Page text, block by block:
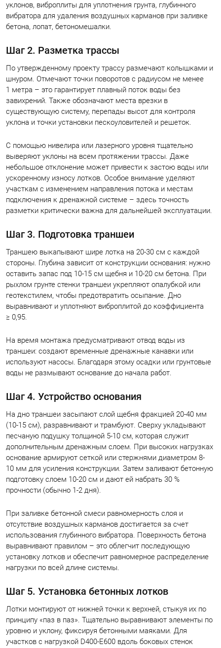
уклонов, виброплиты для уплотнения грунта, глубинного
вибратора для удаления воздушных карманов при заливке
бетона, лопат, бетономешалки.
Шаг 2. Разметка трассы
По утвержденному проекту трассу размечают колышками и
шнуром. Отмечают точки поворотов с радиусом не менее
1 метра – это гарантирует плавный поток воды без
завихрений. Также обозначают места врезки в
существующую систему, перепады высот для контроля
уклона и точки установки пескоуловителей и решеток.
С помощью нивелира или лазерного уровня тщательно
выверяют уклоны на всем протяжении трассы. Даже
небольшое отклонение может привести к застою воды или
ускоренному износу лотков. Особое внимание уделяют
участкам с изменением направления потока и местам
подключения к дренажной системе – здесь точность
разметки критически важна для дальнейшей эксплуатации.
Шаг 3. Подготовка траншеи
Траншею выкапывают шире лотка на 20-30 см с каждой
стороны. Глубина зависит от конструкции основания: нужно
оставить запас под 10-15 см щебня и 10-20 см бетона. При
рыхлом грунте стенки траншеи укрепляют опалубкой или
геотекстилем, чтобы предотвратить осыпание. Дно
выравнивают и уплотняют виброплитой до коэффициента
≥ 0,95.
На время монтажа предусматривают отвод воды из
траншеи: создают временные дренажные канавки или
используют насосы. Благодаря этому осадки или грунтовые
воды не размывают основание до начала работ.
Шаг 4. Устройство основания
На дно траншеи засыпают слой щебня фракцией 20-40 мм
(10-15 см), разравнивают и трамбуют. Сверху укладывают
песчаную подушку толщиной 5-10 см, которая служит
дополнительным дренажным слоем. При высоких нагрузках
основание армируют сеткой или стержнями диаметром 8-
10 мм для усиления конструкции. Затем заливают бетонную
подготовку слоем 10-20 см и дают ей набрать 30 %
прочности (обычно 1-2 дня).
При заливке бетонной смеси равномерность слоя и
отсутствие воздушных карманов достигается за счет
использования глубинного вибратора. Поверхность бетона
выравнивают правилом – это облегчит последующую
установку лотков и обеспечит равномерное распределение
нагрузки по всей длине системы.
Шаг 5. Установка бетонных лотков
Лотки монтируют от нижней точки к верхней, стыкуя их по
принципу «паз в паз». Тщательно выравнивают элементы по
уровню и уклону, фиксируя бетонными маяками. Для
участков с нагрузкой D400-E600 вдоль боковых стенок